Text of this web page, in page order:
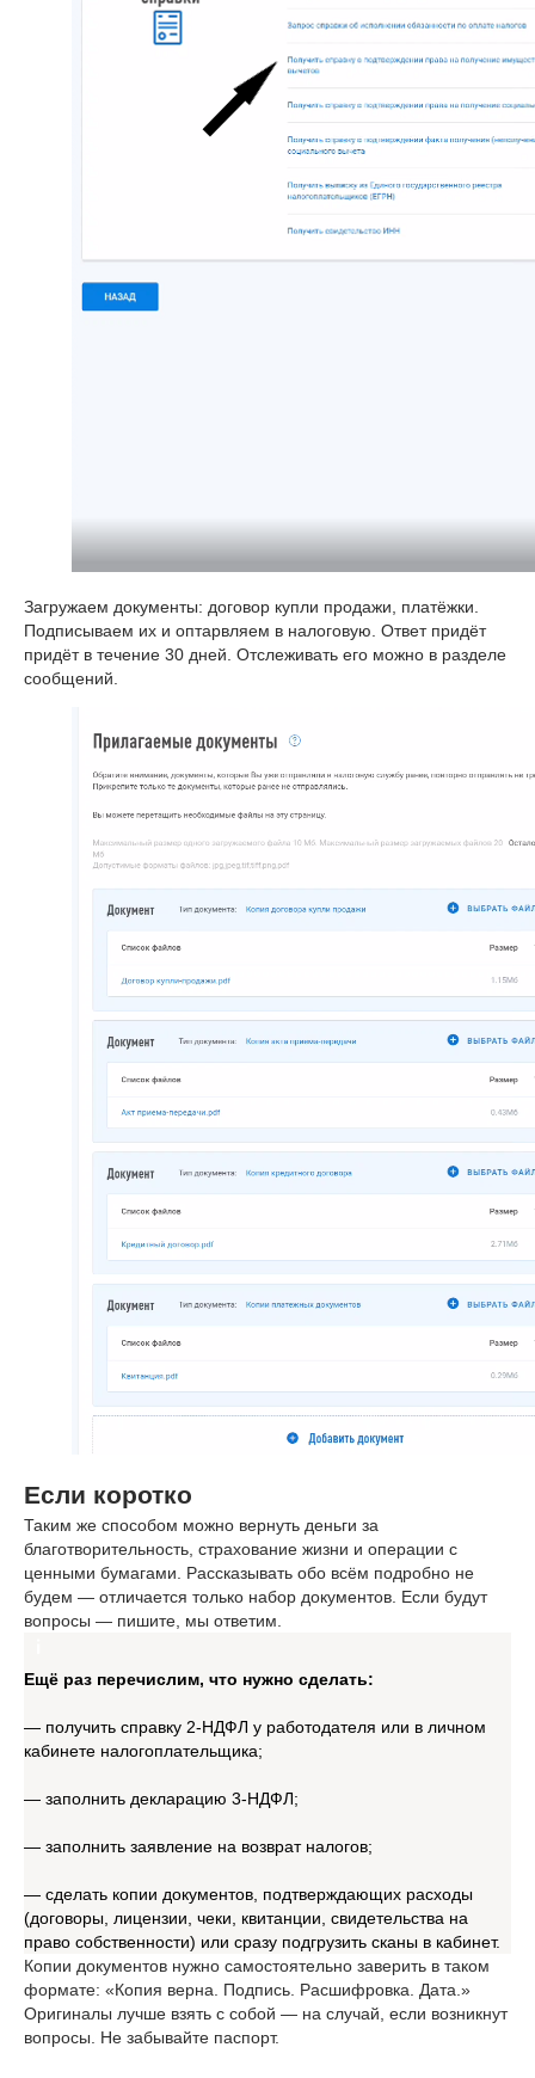
Загружаем документы: договор купли продажи, платёжки.
Подписываем их и оптарвляем в налоговую. Ответ придёт
придёт в течение 30 дней. Отслеживать его можно в разделе
сообщений.
Если коротко
Таким же способом можно вернуть деньги за
благотворительность, страхование жизни и операции с
ценными бумагами. Рассказывать обо всём подробно не
будем — отличается только набор документов. Если будут
вопросы — пишите, мы ответим.
Ещё раз перечислим, что нужно сделать:
— получить справку 2-НДФЛ у работодателя или в личном
кабинете налогоплательщика;
— заполнить декларацию 3-НДФЛ;
— заполнить заявление на возврат налогов;
— сделать копии документов, подтверждающих расходы
(договоры, лицензии, чеки, квитанции, свидетельства на
право собственности) или сразу подгрузить сканы в кабинет.
Копии документов нужно самостоятельно заверить в таком
формате: «Копия верна. Подпись. Расшифровка. Дата.»
Оригиналы лучше взять с собой — на случай, если возникнут
вопросы. Не забывайте паспорт.